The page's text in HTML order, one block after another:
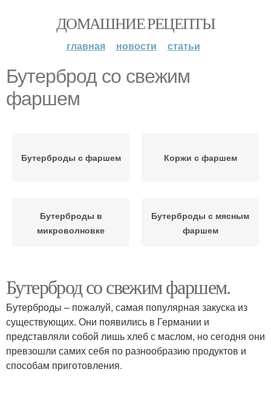
ДОМАШНИЕ РЕЦЕПТЫ
главная новости статьи
Бутерброд со свежим
фаршем
Бутерброды с фаршем Коржи с фаршем
Бутерброды в
микроволновке
Бутерброды с мясным
фаршем
Бутерброд со свежим фаршем.
Бутерброды – пожалуй, самая популярная закуска из
существующих. Они появились в Германии и
представляли собой лишь хлеб с маслом, но сегодня они
превзошли самих себя по разнообразию продуктов и
способам приготовления.